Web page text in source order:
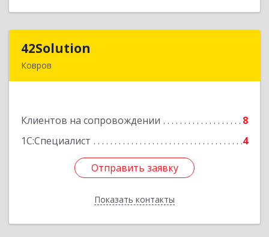
42Solution
Ковров
Клиентов на сопровождении
8
1С:Специалист
4
Отправить заявку
Показать контакты
Здание № 2, этаж 1 ПОМЕЩ. 31
Отправить заявку
Назад